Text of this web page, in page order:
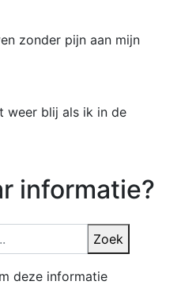
zonder pijn aan mijn
weer blij als ik in de
informatie?
Zoek
deze informatie